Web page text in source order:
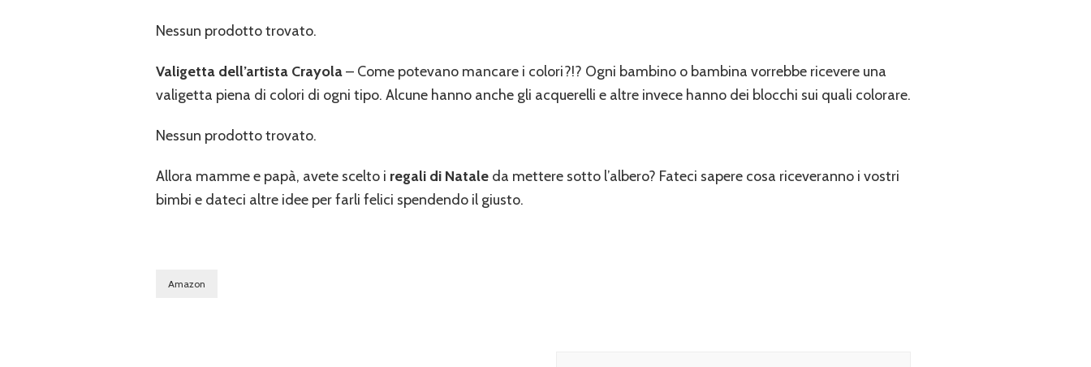
Nessun prodotto trovato.
Valigetta dell’artista Crayola– Come potevano mancare i colori?!? Ogni bambino o bambina vorrebbe ricevere una
valigetta piena di colori di ogni tipo. Alcune hanno anche gli acquerelli e altre invece hanno dei blocchi sui quali colorare.
Nessun prodotto trovato.
Allora mamme e papà, avete scelto i regali di Natale da mettere sotto l’albero? Fateci sapere cosa riceveranno i vostri
bimbi e dateci altre idee per farli felici spendendo il giusto.
Amazon